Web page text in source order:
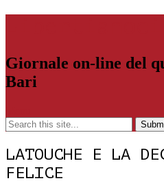
Giornale on-line del
Bari
LATOUCHE E LA
FELICE